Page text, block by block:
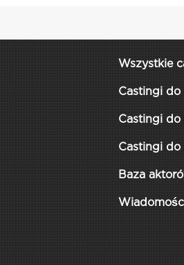
Wszystkie
Castingi
Castingi do
Castingi do
Baza